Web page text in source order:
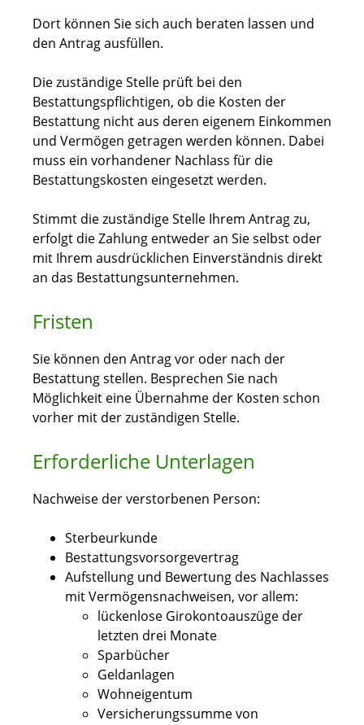
Dort können Sie sich auch beraten lassen und
den Antrag ausfüllen.
Die zuständige Stelle prüft bei den
Bestattungspflichtigen, ob die Kosten der
Bestattung nicht aus deren eigenem Einkommen
und Vermögen getragen werden können. Dabei
muss ein vorhandener Nachlass für die
Bestattungskosten eingesetzt werden.
Stimmt die zuständige Stelle Ihrem Antrag zu,
erfolgt die Zahlung entweder an Sie selbst oder
mit Ihrem ausdrücklichen Einverständnis direkt
an das Bestattungsunternehmen.
Fristen
Sie können den Antrag vor oder nach der
Bestattung stellen. Besprechen Sie nach
Möglichkeit eine Übernahme der Kosten schon
vorher mit der zuständigen Stelle.
Erforderliche Unterlagen
Nachweise der verstorbenen Person:
Sterbeurkunde
Bestattungsvorsorgevertrag
Aufstellung und Bewertung des Nachlasses
mit Vermögensnachweisen, vor allem:
lückenlose Girokontoauszüge der
letzten drei Monate
Sparbücher
Geldanlagen
Wohneigentum
Versicherungssumme von